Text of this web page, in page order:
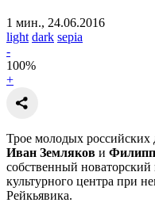
1 мин., 24.06.2016
light dark sepia
-
100%
+
Трое молодых российских
Иван Земляков и
собственный новаторский
культурного центра при
Рейкьявика.